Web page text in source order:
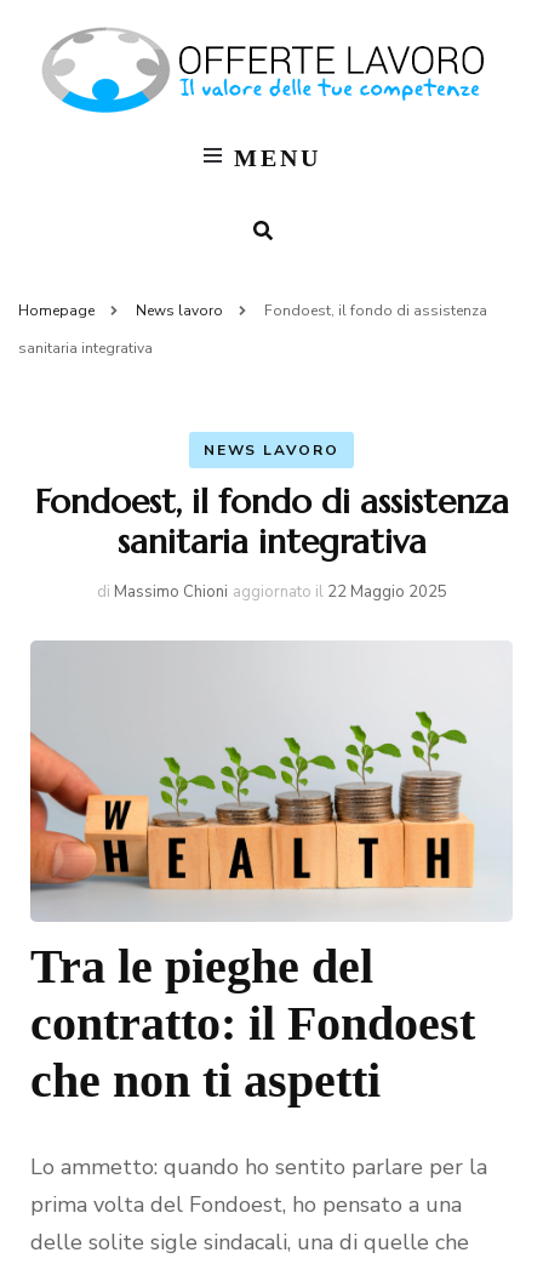
MENU
Homepage News lavoro
Fondoest, il fondo di assistenza
sanitaria integrativa
NEWS LAVORO
Fondoest, il fondo di assistenza
sanitaria integrativa
di Massimo Chioni aggiornato il 22 Maggio 2025
Tra le pieghe del
contratto: il Fondoest
che non ti aspetti
Lo ammetto: quando ho sentito parlare per la
prima volta del Fondoest, ho pensato a una
delle solite sigle sindacali, una di quelle che